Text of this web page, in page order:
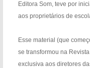
Editora Som, teve por
aos proprietários de
Esse material (que
se transformou na
exclusiva aos diretores